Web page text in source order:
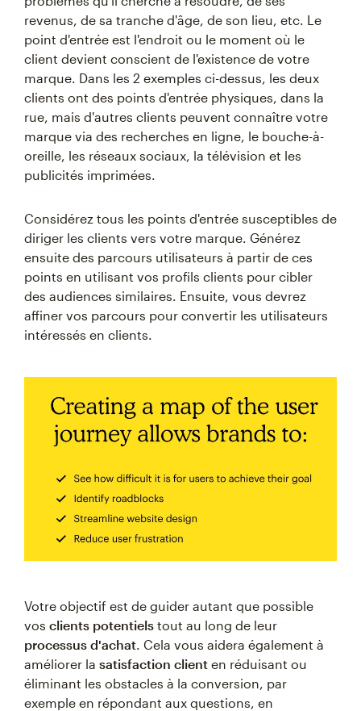
revenus, de sa tranche d'âge, de son lieu, etc. Le
point d'entrée est l'endroit ou le moment où le
client devient conscient de l'existence de votre
marque. Dans les 2 exemples ci-dessus, les deux
clients ont des points d'entrée physiques, dans la
rue, mais d'autres clients peuvent connaître votre
marque via des recherches en ligne, le bouche-à-
oreille, les réseaux sociaux, la télévision et les
publicités imprimées.
Considérez tous les points d'entrée susceptibles de
diriger les clients vers votre marque. Générez
ensuite des parcours utilisateurs à partir de ces
points en utilisant vos profils clients pour cibler
des audiences similaires. Ensuite, vous devrez
affiner vos parcours pour convertir les utilisateurs
intéressés en clients.
Votre objectif est de guider autant que possible
vos clients potentiels tout au long de leur
processus d'achat . Cela vous aidera également à
améliorer la satisfaction client en réduisant ou
éliminant les obstacles à la conversion, par
exemple en répondant aux questions, en